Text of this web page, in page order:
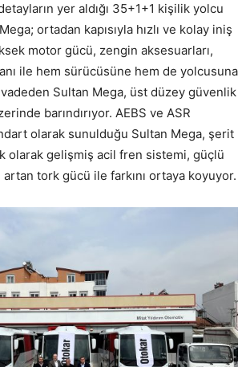
yer aldığı 35+1+1 kişilik yolcu
ortadan kapısıyla hızlı ve kolay iniş
motor gücü, zengin aksesuarları,
ile hem sürücüsüne hem de yolcusuna
Sultan Mega, üst düzey güvenlik
barındırıyor. AEBS ve ASR
olarak sunulduğu Sultan Mega, şerit
olarak gelişmiş acil fren sistemi, güçlü
tork gücü ile farkını ortaya koyuyor.